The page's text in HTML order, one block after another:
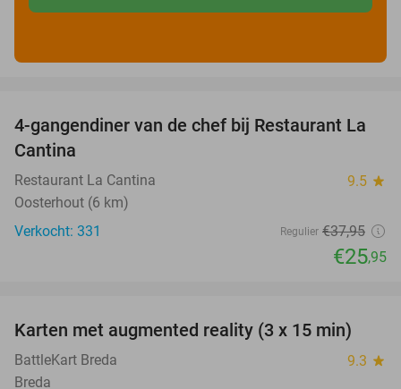
32%
4-gangendiner van de chef bij Restaurant La
Cantina
Restaurant La Cantina 9.5 star
Oosterhout (6 km)
Verkocht: 331
Regulier €37,95
€25,95
35%
Karten met augmented reality (3 x 15 min)
BattleKart Breda 9.3 star
Breda